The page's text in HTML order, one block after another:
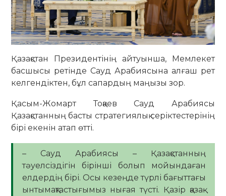
Қазақстан Президентінің айтуынша, Мемлекет
басшысы ретінде Сауд Арабиясына алғаш рет
келгендіктен, бұл сапардың маңызы зор.
Қасым-Жомарт Тоқаев Сауд Арабиясы
Қазақстанның басты стратегиялық серіктестерінің
бірі екенін атап өтті.
– Сауд Арабиясы – Қазақстанның
тәуелсіздігін бірінші болып мойындаған
елдердің бірі. Осы кезеңде түрлі бағыттағы
ынтымақтастығымыз нығая түсті. Қазір қазақ-